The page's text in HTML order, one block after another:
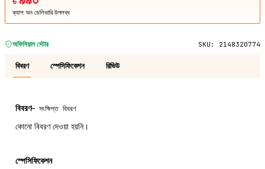
ক্যাশ অন ডেলিভারি উপলব্ধ
অফিসিয়াল স্টোর SKU: 2148320774
বিবরণ স্পেসিফিকেশন রিভিউ
বিবরণ—সংক্ষিপ্ত বিবরণ
কোনো বিবরণ দেওয়া হয়নি।
স্পেসিফিকেশন